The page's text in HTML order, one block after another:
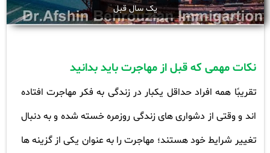
یک سال قبل
نکات مهمی که قبل از مهاجرت باید بدانید
تقریبًا همه افراد حداقل یکبار در زندگی به فکر مهاجرت افتاده
اند و وقتی از دشواری های زندگی روزمره خسته شده و به دنبال
تغییر شرایط خود هستند؛ مهاجرت را به عنوان یکی از گزینه ها